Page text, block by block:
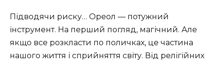
Підводячи риску… Ореол — потужний
інструмент. На перший погляд, магічний. Але
якщо все розкласти по поличках, це частина
нашого життя і сприйняття світу. Від релігійних